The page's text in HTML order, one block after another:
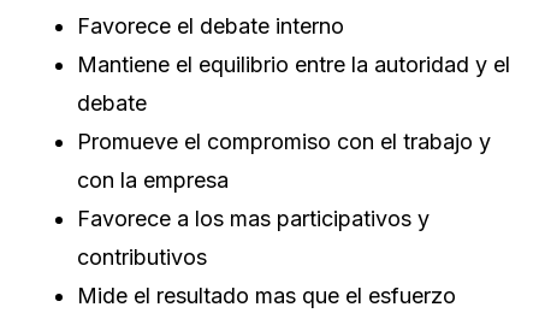
Favorece el debate interno
Mantiene el equilibrio entre la autoridad y el
debate
Promueve el compromiso con el trabajo y
con la empresa
Favorece a los mas participativos y
contributivos
Mide el resultado mas que el esfuerzo